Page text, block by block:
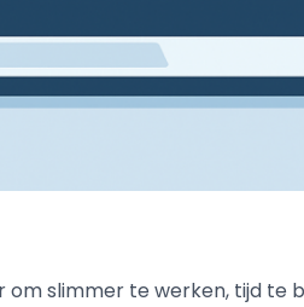
slimmer te werken, tijd te